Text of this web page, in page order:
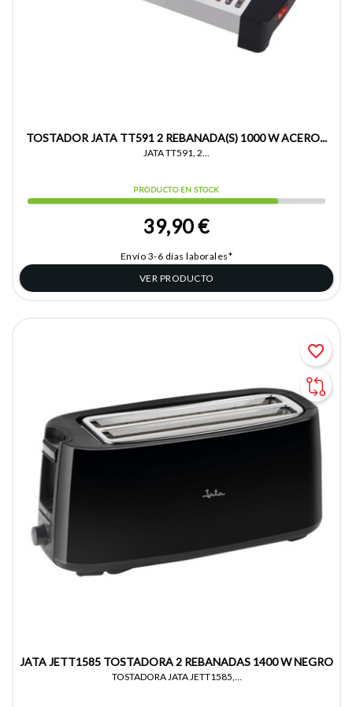
TOSTADOR JATA TT591 2 REBANADA(S) 1000 W ACERO...
JATA TT591, 2...
PRODUCTO EN STOCK
39,90 €
Envío 3-6 días laborales*
VER PRODUCTO
JATA JETT1585 TOSTADORA 2 REBANADAS 1400 W NEGRO
TOSTADORA JATA JETT1585,...
favorite_border